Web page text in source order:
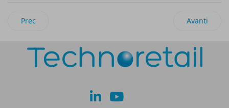
Articolo precedente: Supply Chain Edge Italy
Prec Articolo
Avanti
lk yt